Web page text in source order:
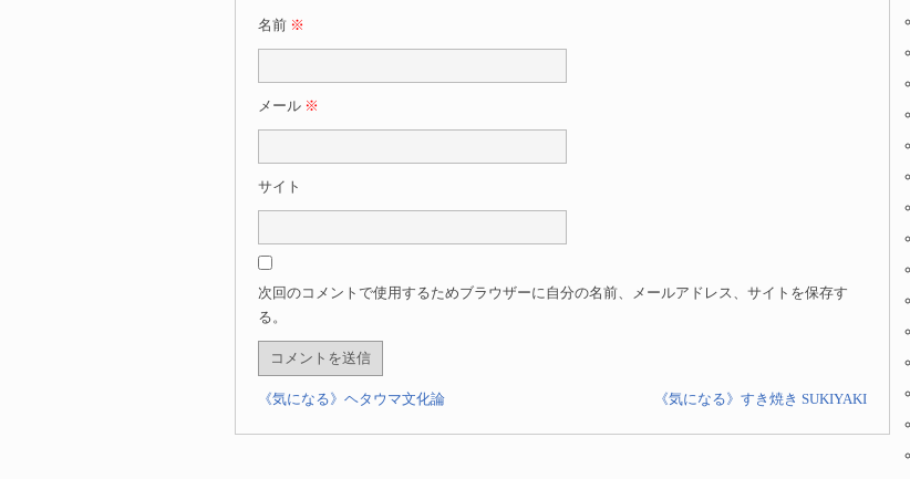
名前 ※
メール ※
サイト
次回のコメントで使用するためブラウザーに自分の名前、メールアドレス、サイトを保存す
る。
《気になる》ヘタウマ文化論 《気になる》すき焼き SUKIYAKI